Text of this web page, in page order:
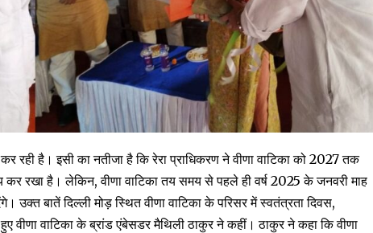
रही है। इसी का नतीजा है कि रेरा प्राधिकरण ने वीणा वाटिका को 2027 तक
रखा है। लेकिन, वीणा वाटिका तय समय से पहले ही वर्ष 2025 के जनवरी माह
बातें दिल्ली मोड़ स्थित वीणा वाटिका के परिसर में स्वतंत्रता दिवस,
वीणा वाटिका के ब्रांड एंबेसडर मैथिली ठाकुर ने कहीं। ठाकुर ने कहा कि वीणा